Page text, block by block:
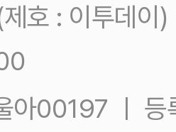
호 : 이투데
아00197 ㅣ